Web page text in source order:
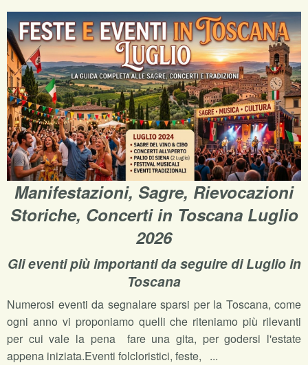
Manifestazioni, Sagre, Rievocazioni
Storiche, Concerti in Toscana Luglio
2026
Gli eventi più importanti da seguire di Luglio in
Toscana
Numerosi eventi da segnalare sparsi per la Toscana, come
ogni anno vi proponiamo quelli che riteniamo più rilevanti
per cui vale la pena fare una gita, per godersi l'estate
appena iniziata.Eventi folcloristici, feste, ...